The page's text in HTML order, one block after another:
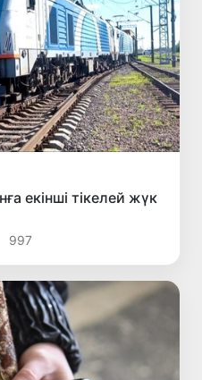
екінші тікелей жүк
997